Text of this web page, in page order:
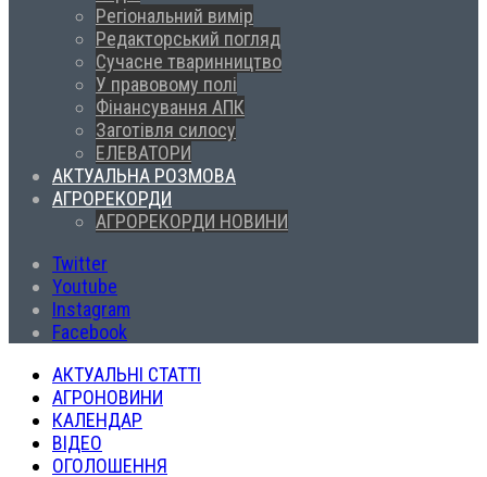
Регіональний вимір
Редакторський погляд
Сучасне тваринництво
У правовому полі
Фінансування АПК
Заготівля силосу
ЕЛЕВАТОРИ
АКТУАЛЬНА РОЗМОВА
АГРОРЕКОРДИ
АГРОРЕКОРДИ НОВИНИ
Twitter
Youtube
Instagram
Facebook
АКТУАЛЬНІ СТАТТІ
АГРОНОВИНИ
КАЛЕНДАР
ВІДЕО
ОГОЛОШЕННЯ